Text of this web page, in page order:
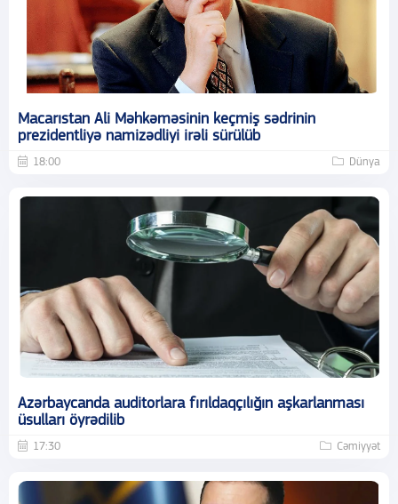
Macarıstan Ali Məhkəməsinin keçmiş sədrinin
prezidentliyə namizədliyi irəli sürülüb
18:00 Dünya
Azərbaycanda auditorlara fırıldaqçılığın aşkarlanması
üsulları öyrədilib
17:30 Cəmiyyət